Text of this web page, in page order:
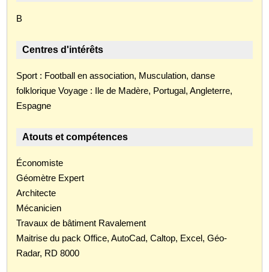
B
Centres d'intérêts
Sport : Football en association, Musculation, danse
folklorique Voyage : Ile de Madère, Portugal, Angleterre,
Espagne
Atouts et compétences
Économiste
Géomètre Expert
Architecte
Mécanicien
Travaux de bâtiment Ravalement
Maitrise du pack Office, AutoCad, Caltop, Excel, Géo-
Radar, RD 8000